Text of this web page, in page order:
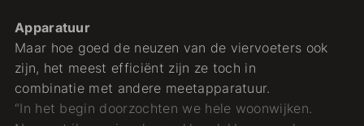
Apparatuur
Maar hoe goed de neuzen van de viervoeters ook
zijn, het meest efficiënt zijn ze toch in
combinatie met andere meetapparatuur.
“In het begin doorzochten we hele woonwijken.